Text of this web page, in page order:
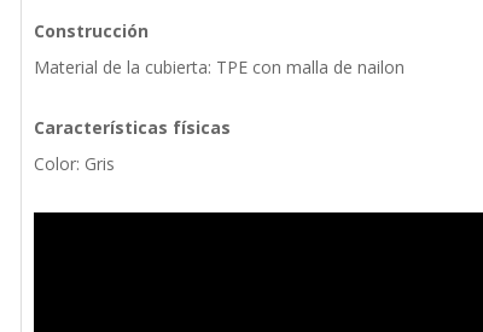
Construcción
Material de la cubierta: TPE con malla de nailon
Características físicas
Color: Gris